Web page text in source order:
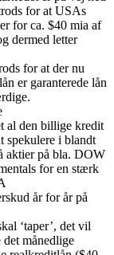
for at USAs
for ca. $40 mia af
dermed letter
for at der nu
er garanterede lån
al den billige kredit
spekulere i blandt
aktier på bla. DOW
for en stærk
år for år på
‘taper’, det vil
månedlige